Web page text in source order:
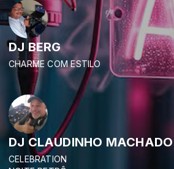
DJ BERG
CHARME COM ESTILO
DJ CLAUDINHO MACHADO
CELEBRATION